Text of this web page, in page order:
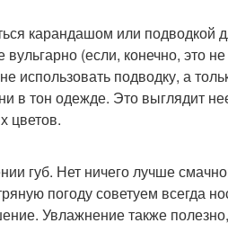
карандашом или подводкой
вульгарно (если, конечно, это
использовать подводку, а
в тон одежде. Это выглядит
цветов.
губ. Нет ничего лучше
погоду советуем всегда
Увлажнение также